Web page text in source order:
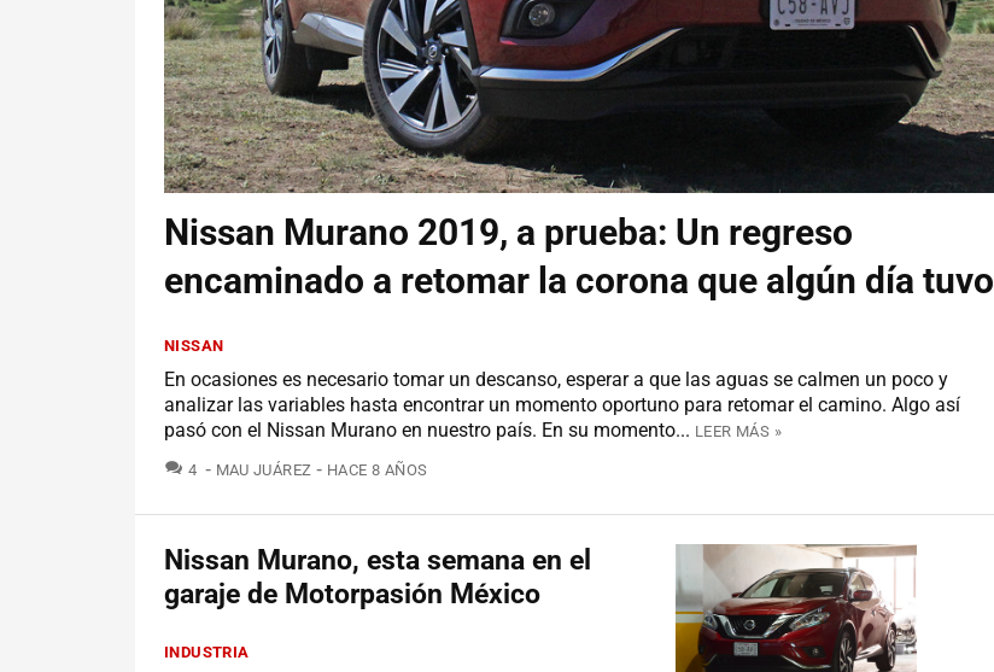
Nissan Murano 2019, a prueba: Un regreso
encaminado a retomar la corona que algún día tuvo
NISSAN
En ocasiones es necesario tomar un descanso, esperar a que las aguas se calmen un poco y
analizar las variables hasta encontrar un momento oportuno para retomar el camino. Algo así
pasó con el Nissan Murano en nuestro país. En su momento... LEER MÁS »
4 COMENTARIOS
MAU JUÁREZ HACE 8 AÑOS
Nissan Murano, esta semana en el
garaje de Motorpasión México
INDUSTRIA